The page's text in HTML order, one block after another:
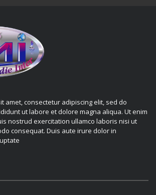
amet, consectetur adipiscing elit, sed do
ut labore et dolore magna aliqua. Ut enim
nostrud exercitation ullamco laboris nisi ut
consequat. Duis aute irure dolor in